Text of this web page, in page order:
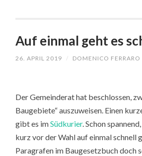
Auf einmal geht es
26. APRIL 2019 / DOMENICO FERRARO
Der Gemeinderat hat beschlossen,
Baugebiete“ auszuweisen. Einen
gibt es imSüdkurier. Schon
kurz vor der Wahl auf einmal schnell
Paragrafen im Baugesetzbuch doch